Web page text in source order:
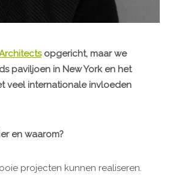
opgericht, maar we
paviljoen in New York en het
veel internationale invloeden
en waarom?
projecten kunnen realiseren.